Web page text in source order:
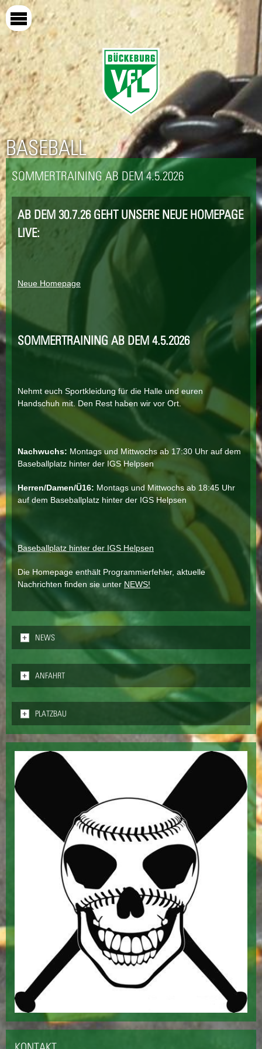
BASEBALL
SOMMERTRAINING AB DEM 4.5.2026
AB DEM 30.7.26 GEHT UNSERE NEUE HOMEPAGE
LIVE:
Neue Homepage
SOMMERTRAINING AB DEM 4.5.2026
Nehmt euch Sportkleidung für die Halle und euren
Handschuh mit. Den Rest haben wir vor Ort.
Nachwuchs: Montags und Mittwochs ab 17:30 Uhr auf dem
Baseballplatz hinter der IGS Helpsen
Herren/Damen/Ü16: Montags und Mittwochs ab 18:45 Uhr
auf dem Baseballplatz hinter der IGS Helpsen
Baseballplatz hinter der IGS Helpsen
Die Homepage enthält Programmierfehler, aktuelle
Nachrichten finden sie unter NEWS!
ANZEIGEN
NEWS
ANZEIGEN
ANFAHRT
ANZEIGEN
PLATZBAU